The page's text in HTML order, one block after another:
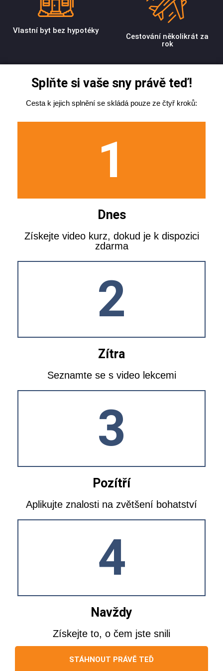
Vlastní byt bez hypotéky
Cestování několikrát za
rok
Splňte si vaše sny právě teď!
Cesta k jejich splnění se skládá pouze ze čtyř kroků:
1
Dnes
Získejte video kurz, dokud je k dispozici
zdarma
2
Zítra
Seznamte se s video lekcemi
3
Pozítří
Aplikujte znalosti na zvětšení bohatství
4
Navždy
Získejte to, o čem jste snili
STÁHNOUT PRÁVĚ TEĎ